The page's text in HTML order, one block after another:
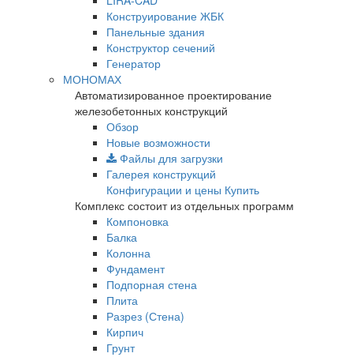
Конструирование ЖБК
Панельные здания
Конструктор сечений
Генератор
МОНОМАХ
Автоматизированное проектирование
железобетонных конструкций
Обзор
Новые возможности
Файлы для загрузки
Галерея конструкций
Конфигурации и цены Купить
Комплекс состоит из отдельных программ
Компоновка
Балка
Колонна
Фундамент
Подпорная стена
Плита
Разрез (Стена)
Кирпич
Грунт